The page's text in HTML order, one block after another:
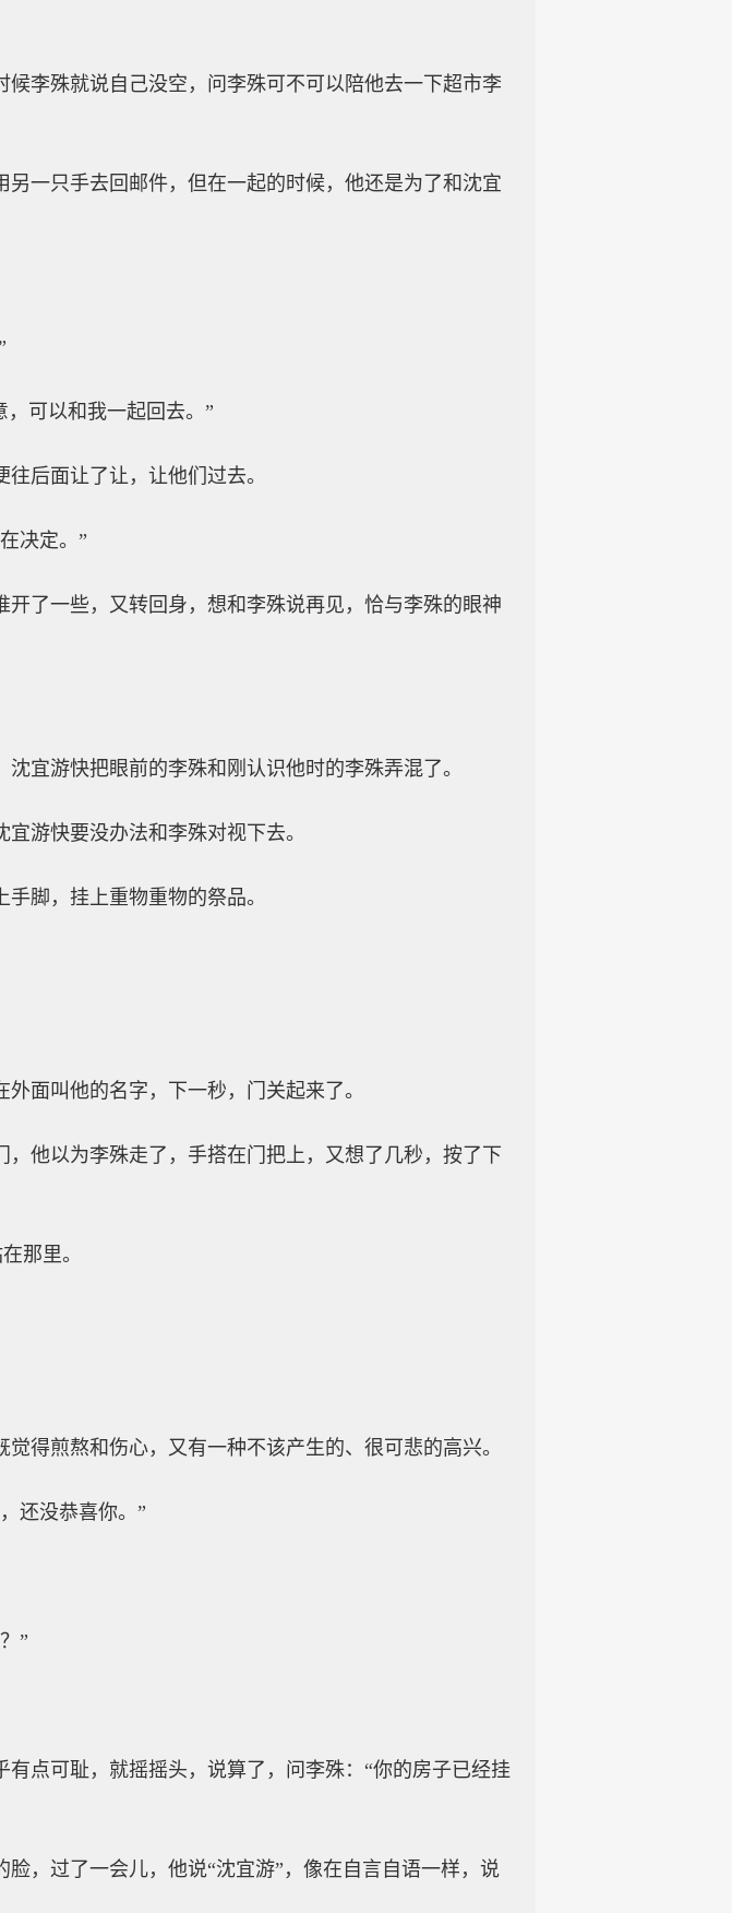
李殊就说自己没空，问李殊可不可以陪他去一下超市李
一只手去回邮件，但在一起的时候，他还是为了和沈宜
，可以和我一起回去。”
后面让了让，让他们过去。
决定。”
了一些，又转回身，想和李殊说再见，恰与李殊的眼神
宜游快把眼前的李殊和刚认识他时的李殊弄混了。
游快要没办法和李殊对视下去。
脚，挂上重物重物的祭品。
面叫他的名字，下一秒，门关起来了。
他以为李殊走了，手搭在门把上，又想了几秒，按了下
那里。
得煎熬和伤心，又有一种不该产生的、很可悲的高兴。
还没恭喜你。”
”
点可耻，就摇摇头，说算了，问李殊：“你的房子已经挂
，过了一会儿，他说“沈宜游”，像在自言自语一样，说